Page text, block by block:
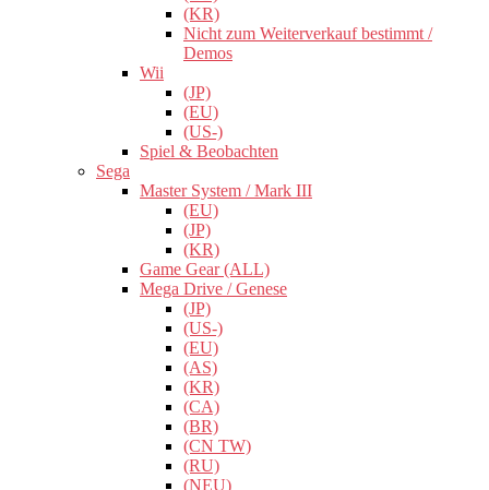
(KR)
Nicht zum Weiterverkauf bestimmt /
Demos
Wii
(JP)
(EU)
(US-)
Spiel & Beobachten
Sega
Master System / Mark III
(EU)
(JP)
(KR)
Game Gear (ALL)
Mega Drive / Genese
(JP)
(US-)
(EU)
(AS)
(KR)
(CA)
(BR)
(CN TW)
(RU)
(NEU)